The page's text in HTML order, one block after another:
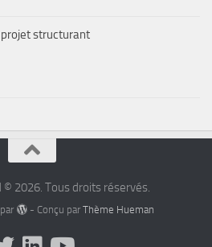
projet structurant
© 2026. Tous droits réservés.
- Conçu par Thème Hueman